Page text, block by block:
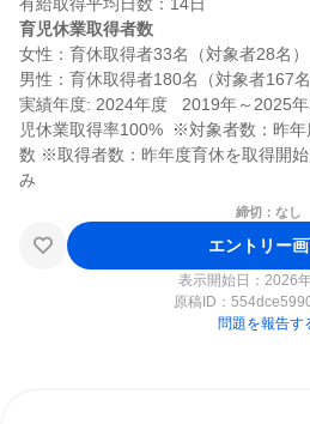
育児休業取得者数
女性：育休取得者33名（対象者28名）
男性：育休取得者180名（対象者167名
実績年度: 2024年度   2019年～2025
児休業取得率100%  ※対象者数：昨
数 ※取得者数：昨年度育休を取得開
締切：なし
エントリー
表示開始日：2026
原稿ID：
問題を報告す